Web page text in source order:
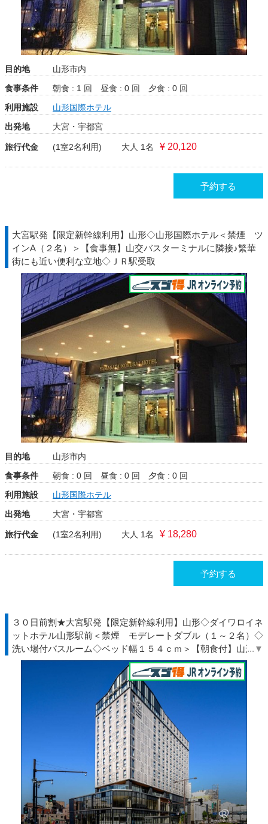
目的地
山形市内
食事条件
朝食 : 1 回 昼食 : 0 回
夕食 : 0 回
利用施設
山形国際ホテル
出発地
大宮・宇都宮
旅行代金 (1室2名利用) 大人 1名 ¥ 20,120
予約する
大宮駅発【限定新幹線利用】山形◇山形国際ホテル＜禁煙 ツ
インA（２名）＞【食事無】山交バスターミナルに隣接♪繁華
街にも近い便利な立地◇ＪＲ駅受取
目的地
山形市内
食事条件
朝食 : 0 回 昼食 : 0 回
夕食 : 0 回
利用施設
山形国際ホテル
出発地
大宮・宇都宮
旅行代金 (1室2名利用) 大人 1名 ¥ 18,280
予約する
３０日前割★大宮駅発【限定新幹線利用】山形◇ダイワロイネ
ットホテル山形駅前＜禁煙 モデレートダブル（１～２名）◇
洗い場付バスルーム◇ベッド幅１５４ｃｍ＞【朝食付】山形駅
東口より徒歩約３分◇ＪＲ駅受取